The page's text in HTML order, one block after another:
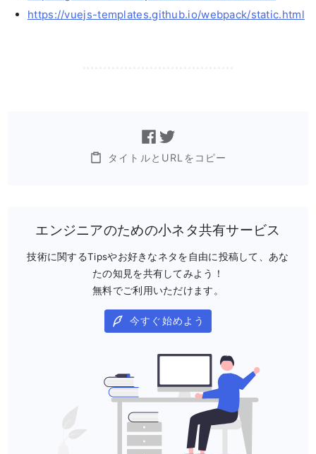
https://vuejs-templates.github.io/webpack/static.html
タイトルとURLをコピー
エンジニアのための小ネタ共有サービス
技術に関するTipsやお好きなネタを自由に投稿して、あな
たの知見を共有してみよう！
無料でご利用いただけます。
今すぐ始めよう